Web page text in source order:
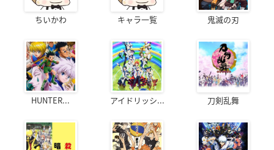
ちいかわ キャラ一覧 鬼滅の刃
HUNTER... アイドリッシ... 刀剣乱舞